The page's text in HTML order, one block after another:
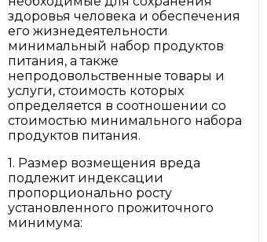
здоровья человека и обеспечения
его жизнедеятельности
минимальный набор продуктов
питания, а также
непродовольственные товары и
услуги, стоимость которых
определяется в соотношении со
стоимостью минимального набора
продуктов питания.
1. Размер возмещения вреда
подлежит индексации
пропорционально росту
установленного прожиточного
минимума: